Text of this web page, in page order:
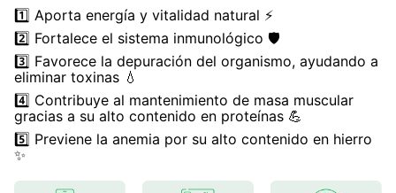
9.
stevia
10
proteina
1️⃣ Aporta energía y vitalidad natural ⚡
2️⃣ Fortalece el sistema inmunológico 🛡️
3️⃣ Favorece la depuración del organismo, ayudando a
eliminar toxinas 💧
4️⃣ Contribuye al mantenimiento de masa muscular
gracias a su alto contenido en proteínas 💪
5️⃣ Previene la anemia por su alto contenido en hierro
✨